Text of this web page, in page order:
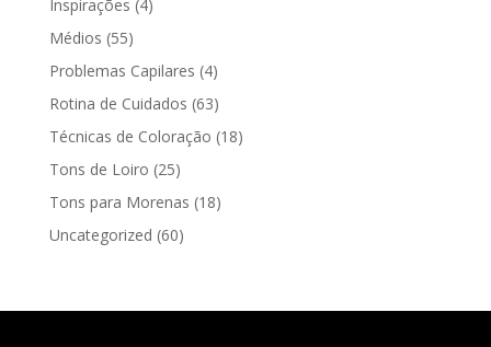
Inspirações (4)
Médios (55)
Problemas Capilares (4)
Rotina de Cuidados (63)
Técnicas de Coloração (18)
Tons de Loiro (25)
Tons para Morenas (18)
Uncategorized (60)